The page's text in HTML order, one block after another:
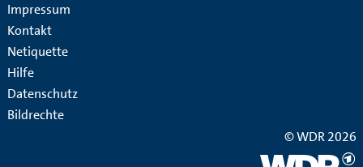
Impressum
Kontakt
Netiquette
Hilfe
Datenschutz
Bildrechte
© WDR 2026